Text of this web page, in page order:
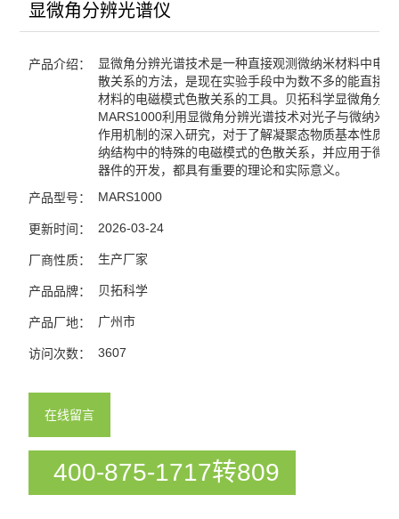
显微角分辨光谱仪
产品介绍：
显微角分辨光谱技术是一种直接观测微纳米材料中电
散关系的方法，是现在实验手段中为数不多的能直接
材料的电磁模式色散关系的工具。贝拓科学显微角分
MARS1000利用显微角分辨光谱技术对光子与微纳米
作用机制的深入研究，对于了解凝聚态物质基本性质
纳结构中的特殊的电磁模式的色散关系，并应用于微
器件的开发，都具有重要的理论和实际意义。
产品型号： MARS1000
更新时间： 2026-03-24
厂商性质： 生产厂家
产品品牌： 贝拓科学
产品厂地： 广州市
访问次数： 3607
在线留言
400-875-1717转809